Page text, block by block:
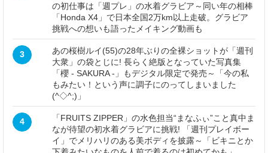
の初仕事は「週プレ」の水着グラビア～同い年の相棒
「Honda X4」で日本全国2万km以上走破。グラビア
挑戦への想いも語ったメイキング動画も
3
あの桜樹ルイ(55)の28年ぶりの全裸ショットが「週刊
大衆」の袋とじに! 長らく絶版となっていた写真集
「櫻 - SAKURA -」もデジタル限定で発売～「今の私
もみたい！という声に調子にのってしまいました
(^◇^;)」
4
「FRUITS ZIPPER」の水色担当“まなふぃ”こと真中ま
なが待望の初水着グラビアに挑戦! 「週刊プレイボー
イ」でメリハリのある美ボディを披露～「ビキニとか